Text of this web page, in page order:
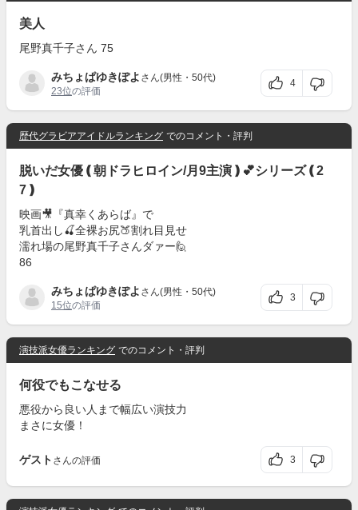
美人
尾野真千子さん 75
みちょぱゆきぽよ さん(男性・50代)
23位の評価
4
歴代グラビアアイドルランキング でのコメント・評判
脱いだ女優❪朝ドラヒロイン/月9主演❫💕シリーズ❪2
7❫
映画🎥『真幸くあらば』で
乳首出し🍒全裸お尻🍑割れ目見せ
濡れ場の尾野真千子さんダァー🙋
86
みちょぱゆきぽよ さん(男性・50代)
15位の評価
3
演技派女優ランキング でのコメント・評判
何役でもこなせる
悪役から良い人まで幅広い演技力
まさに女優！
ゲスト さんの評価 3